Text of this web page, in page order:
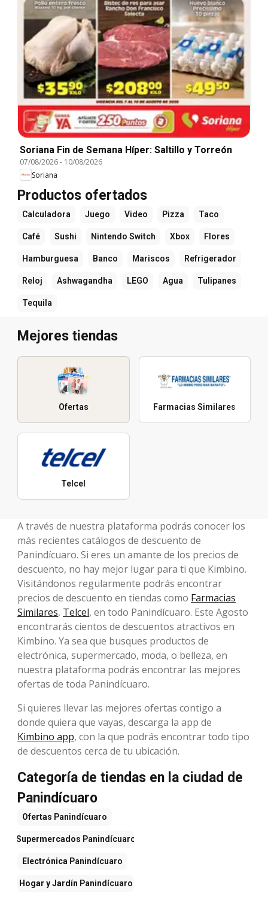
Soriana Fin de Semana Híper: Saltillo y Torreón
07/08/2026- 10/08/2026
Soriana
Productos ofertados
Calculadora Juego Video Pizza Taco
Café Sushi Nintendo Switch Xbox Flores
Hamburguesa Banco Mariscos Refrigerador
Reloj Ashwagandha LEGO Agua Tulipanes
Tequila
Mejores tiendas
Ofertas Farmacias Similares
Telcel
A través de nuestra plataforma podrás conocer los
más recientes catálogos de descuento de
Panindícuaro. Si eres un amante de los precios de
descuento, no hay mejor lugar para ti que Kimbino.
Visitándonos regularmente podrás encontrar
precios de descuento en tiendas como Farmacias
Similares, Telcel, en todo Panindícuaro. Este Agosto
encontrarás cientos de descuentos atractivos en
Kimbino. Ya sea que busques productos de
electrónica, supermercado, moda, o belleza, en
nuestra plataforma podrás encontrar las mejores
ofertas de toda Panindícuaro.
Si quieres llevar las mejores ofertas contigo a
donde quiera que vayas, descarga la app de
Kimbino app, con la que podrás encontrar todo tipo
de descuentos cerca de tu ubicación.
Categoría de tiendas en la ciudad de
Panindícuaro
Ofertas Panindícuaro
Supermercados Panindícuaro
Electrónica Panindícuaro
Hogar y Jardín Panindícuaro